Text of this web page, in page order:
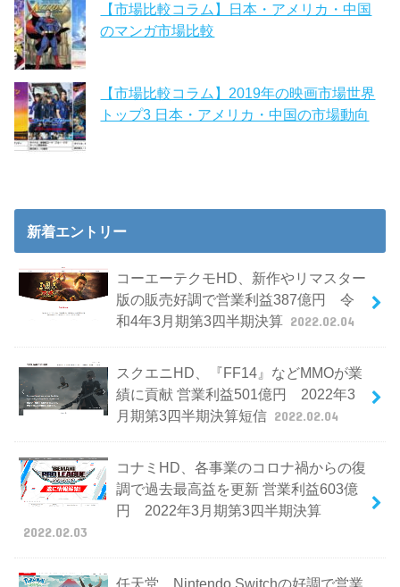
【市場比較コラム】日本・アメリカ・中国
のマンガ市場比較
【市場比較コラム】2019年の映画市場世界
トップ3 日本・アメリカ・中国の市場動向
新着エントリー
コーエーテクモHD、新作やリマスター
版の販売好調で営業利益387億円 令
和4年3月期第3四半期決算 2022.02.04
スクエニHD、『FF14』などMMOが業
績に貢献 営業利益501億円 2022年3
月期第3四半期決算短信 2022.02.04
コナミHD、各事業のコロナ禍からの復
調で過去最高益を更新 営業利益603億
円 2022年3月期第3四半期決算
2022.02.03
任天堂、Nintendo Switchの好調で営業